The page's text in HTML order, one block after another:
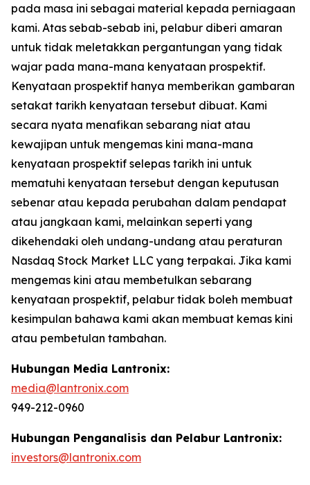
pada masa ini sebagai material kepada perniagaan
kami. Atas sebab-sebab ini, pelabur diberi amaran
untuk tidak meletakkan pergantungan yang tidak
wajar pada mana-mana kenyataan prospektif.
Kenyataan prospektif hanya memberikan gambaran
setakat tarikh kenyataan tersebut dibuat. Kami
secara nyata menafikan sebarang niat atau
kewajipan untuk mengemas kini mana-mana
kenyataan prospektif selepas tarikh ini untuk
mematuhi kenyataan tersebut dengan keputusan
sebenar atau kepada perubahan dalam pendapat
atau jangkaan kami, melainkan seperti yang
dikehendaki oleh undang-undang atau peraturan
Nasdaq Stock Market LLC yang terpakai. Jika kami
mengemas kini atau membetulkan sebarang
kenyataan prospektif, pelabur tidak boleh membuat
kesimpulan bahawa kami akan membuat kemas kini
atau pembetulan tambahan.
Hubungan Media Lantronix:
media@lantronix.com
949-212-0960
Hubungan Penganalisis dan Pelabur Lantronix:
investors@lantronix.com